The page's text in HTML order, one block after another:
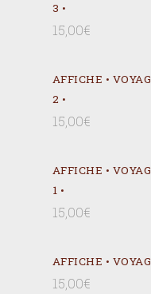
3 •
15,00€
AFFICHE •
2 •
15,00€
AFFICHE •
1 •
15,00€
AFFICHE •
15,00€